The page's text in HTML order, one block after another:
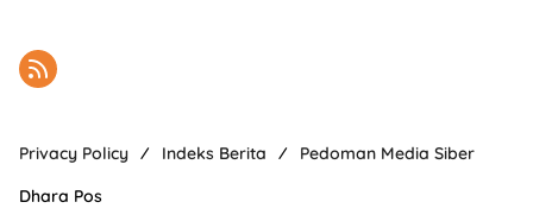
Privacy Policy Indeks Berita
Pedoman Media Siber
Dhara Pos